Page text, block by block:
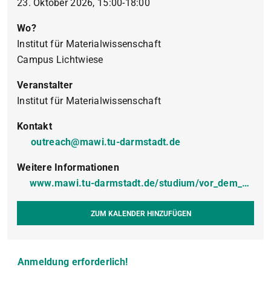
23. Oktober 2026, 15:00-18:00
Wo?
Institut für Materialwissenschaft
Campus Lichtwiese
Veranstalter
Institut für Materialwissenschaft
Kontakt
outreach@mawi.tu-darmstadt.de
Weitere Informationen
www.mawi.tu-darmstadt.de/studium/vor_dem_studium/orientierungsangebote/studieninfotag_1/anmeldung_si.de.jsp
ZUM KALENDER HINZUFÜGEN
Anmeldung erforderlich!